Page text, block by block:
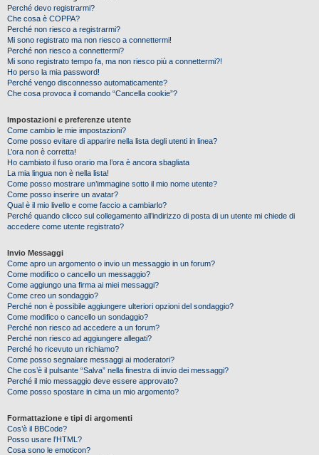
Perché devo registrarmi?
Che cosa è COPPA?
Perché non riesco a registrarmi?
Mi sono registrato ma non riesco a connettermi!
Perché non riesco a connettermi?
Mi sono registrato tempo fa, ma non riesco più a connettermi?!
Ho perso la mia password!
Perché vengo disconnesso automaticamente?
Che cosa provoca il comando “Cancella cookie”?
Impostazioni e preferenze utente
Come cambio le mie impostazioni?
Come posso evitare di apparire nella lista degli utenti in linea?
L’ora non è corretta!
Ho cambiato il fuso orario ma l’ora è ancora sbagliata
La mia lingua non è nella lista!
Come posso mostrare un’immagine sotto il mio nome utente?
Come posso inserire un avatar?
Qual è il mio livello e come faccio a cambiarlo?
Perché quando clicco sul collegamento all’indirizzo di posta di un utente mi chiede di
accedere come utente registrato?
Invio Messaggi
Come apro un argomento o invio un messaggio in un forum?
Come modifico o cancello un messaggio?
Come aggiungo una firma ai miei messaggi?
Come creo un sondaggio?
Perché non è possibile aggiungere ulteriori opzioni del sondaggio?
Come modifico o cancello un sondaggio?
Perché non riesco ad accedere a un forum?
Perché non riesco ad aggiungere allegati?
Perché ho ricevuto un richiamo?
Come posso segnalare messaggi ai moderatori?
Che cos’è il pulsante “Salva” nella finestra di invio dei messaggi?
Perché il mio messaggio deve essere approvato?
Come posso spostare in cima un mio argomento?
Formattazione e tipi di argomenti
Cos’è il BBCode?
Posso usare l’HTML?
Cosa sono le emoticon?